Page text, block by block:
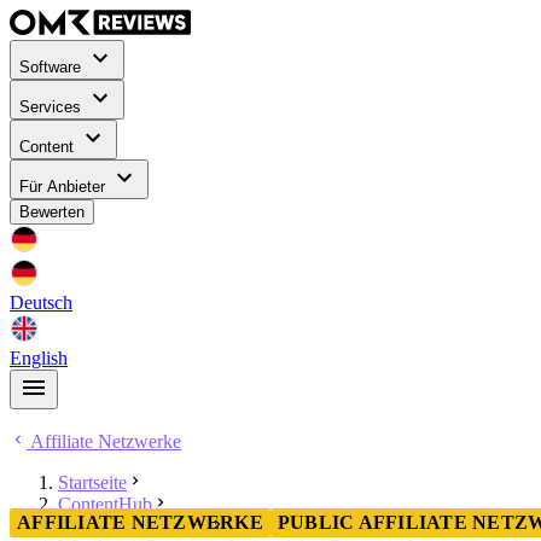
Software
Services
Content
Für Anbieter
Bewerten
Deutsch
English
Affiliate Netzwerke
Startseite
ContentHub
Affiliate Netzwerke
AFFILIATE NETZWERKE PUBLIC AFFILIATE